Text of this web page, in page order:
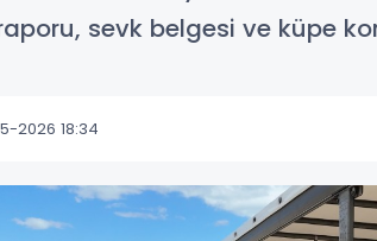
sevk belgesi ve küpe
2026 18:34